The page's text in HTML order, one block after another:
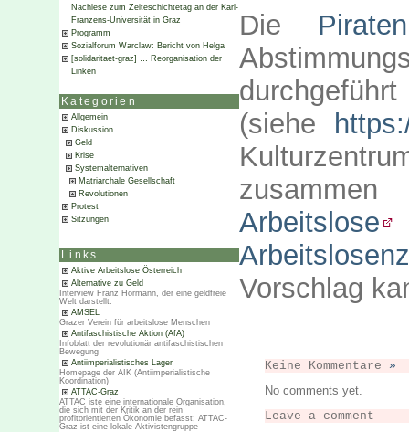
Nachlese zum Zeiteschichtetag an der Karl-
Franzens-Universität in Graz
Programm
Sozialforum Warclaw: Bericht von Helga
[solidaritaet-graz] … Reorganisation der
Linken
Kategorien
Allgemein
Diskussion
Geld
Krise
Systemalternativen
Matriarchale Gesellschaft
Revolutionen
Protest
Sitzungen
Links
Aktive Arbeitslose Österreich
Alternative zu Geld
Interview Franz Hörmann, der eine geldfreie
Welt darstellt.
AMSEL
Grazer Verein für arbeitslose Menschen
Antifaschistische Aktion (AfA)
Infoblatt der revolutionär antifaschistischen
Bewegung
Antiimperialistisches Lager
Homepage der AIK (Antiimperialistische
Koordination)
ATTAC-Graz
ATTAC iste eine internationale Organisation,
die sich mit der Kritik an der rein
profitorientierten Ökonomie befasst; ATTAC-
Graz ist eine lokale Aktivistengruppe
Die
(siehe
Arbeitslose
Vorschlag
Keine Kommentare »
No comments yet.
Leave a comment